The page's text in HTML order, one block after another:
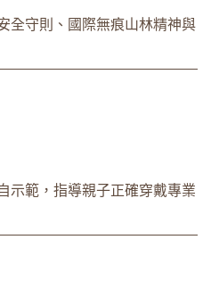
全守則、國際無痕山林精神與
示範，指導親子正確穿戴專業